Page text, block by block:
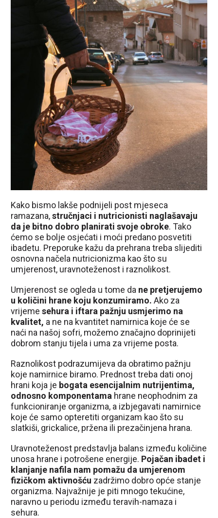
Kako bismo lakše podnijeli post mjeseca
ramazana,stručnjaci i nutricionisti naglašavaju
da je bitno dobro planirati svoje obroke. Tako
ćemo se bolje osjećati i moći predano posvetiti
ibadetu. Preporuke kažu da prehrana treba slijediti
osnovna načela nutricionizma kao što su
umjerenost, uravnoteženost i raznolikost.
Umjerenost se ogleda u tome da ne pretjerujemo
u količini hrane koju konzumiramo. Ako za
vrijemesehura i iftara pažnju usmjerimo na
kvalitet, a ne na kvantitet namirnica koje će se
naći na našoj sofri, možemo značajno doprinijeti
dobrom stanju tijela i uma za vrijeme posta.
Raznolikost podrazumijeva da obratimo pažnju
koje namirnice biramo. Prednost treba dati onoj
hrani koja je bogata esencijalnim nutrijentima,
odnosno komponentama hrane neophodnim za
funkcioniranje organizma, a izbjegavati namirnice
koje će samo opteretiti organizam kao što su
slatkiši, grickalice, pržena ili prezačinjena hrana.
Uravnoteženost predstavlja balans između količine
unosa hrane i potrošene energije. Pojačan ibadet i
klanjanje nafila nam pomažu da umjerenom
fizičkom aktivnošću zadržimo dobro opće stanje
organizma. Najvažnije je piti mnogo tekućine,
naravno u periodu između teravih-namaza i
sehura.